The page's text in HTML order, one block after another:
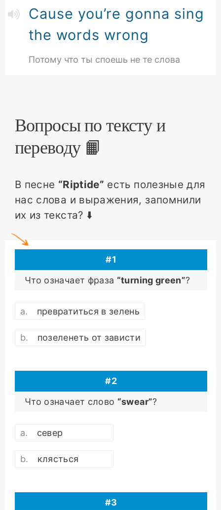
Cause you’re gonna sing
the words wrong
Потому что ты споешь не те слова
Вопросы по тексту и
переводу 📙
В песне “Riptide” есть полезные для
нас слова и выражения, запомнили
их из текста? ⬇️
#1
Что означает фраза “turning green”?
превратиться в зелень
позеленеть от зависти
#2
Что означает слово “swear”?
север
клясться
#3